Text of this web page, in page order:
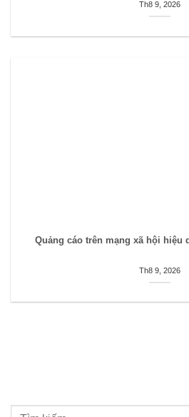
Th8 9, 2026
Quảng cáo trên mạng xã hội hiệu
Th8 9, 2026